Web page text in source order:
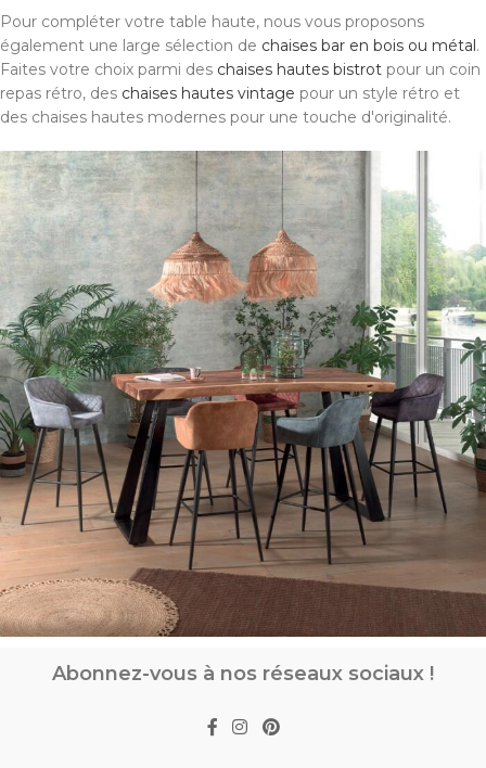
Pour compléter votre table haute, nous vous proposons
également une large sélection de chaises bar en bois ou métal .
Faites votre choix parmi des chaises hautes bistrot pour un coin
repas rétro, des chaises hautes vintage pour un style rétro et
des chaises hautes modernes pour une touche d'originalité.
Abonnez-vous à nos réseaux sociaux !